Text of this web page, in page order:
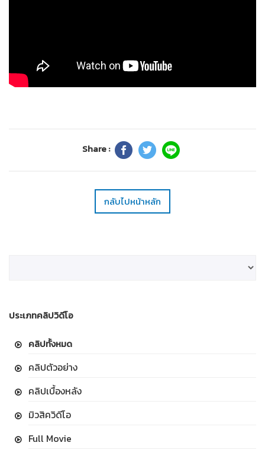
Share :
กลับไปหน้าหลัก
ประเภทคลิปวิดีโอ
คลิปทั้งหมด
คลิปตัวอย่าง
คลิปเบื้องหลัง
มิวสิควิดีโอ
Full Movie